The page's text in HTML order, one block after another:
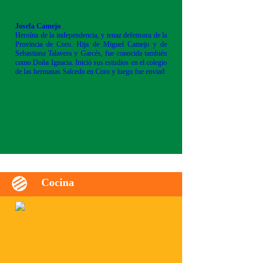
Josefa Camejo
Heroína de la independencia, y tenaz defensora de la
Provincia de Coro. Hija de Miguel Camejo y de
Sebastiana Talavera y Garcés, fue conocida también
como Doña Ignacia. Inició sus estudios en el colegio
de las hermanas Salcedo en Coro y luego fue enviad
Cocina